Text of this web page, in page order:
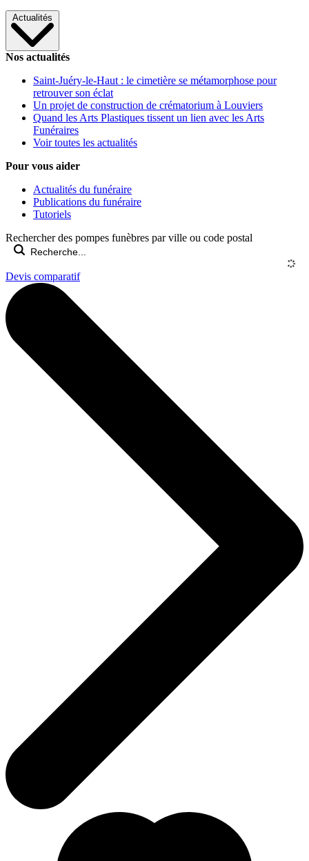
Actualités
Nos actualités
Saint-Juéry-le-Haut : le cimetière se métamorphose pour
retrouver son éclat
Un projet de construction de crématorium à Louviers
Quand les Arts Plastiques tissent un lien avec les Arts
Funéraires
Voir toutes les actualités
Pour vous aider
Actualités du funéraire
Publications du funéraire
Tutoriels
Rechercher des pompes funèbres par ville ou code postal
Devis comparatif